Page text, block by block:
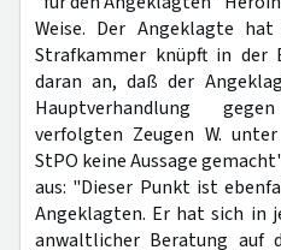
Weise. Der Angeklagte
Strafkammer knüpft in der
daran an, daß der
Hauptverhandlung
verfolgten Zeugen W.
StPO keine Aussage
aus: "Dieser Punkt ist
Angeklagten. Er hat sich in
anwaltlicher Beratung auf